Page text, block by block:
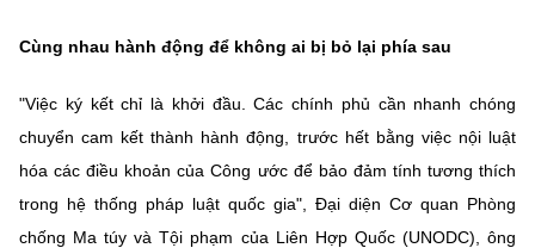
Cùng nhau hành động để không ai bị bỏ lại phía sau
"Việc ký kết chỉ là khởi đầu. Các chính phủ cần nhanh chóng
chuyển cam kết thành hành động, trước hết bằng việc nội luật
hóa các điều khoản của Công ước để bảo đảm tính tương thích
trong hệ thống pháp luật quốc gia", Đại diện Cơ quan Phòng
chống Ma túy và Tội phạm của Liên Hợp Quốc (UNODC), ông